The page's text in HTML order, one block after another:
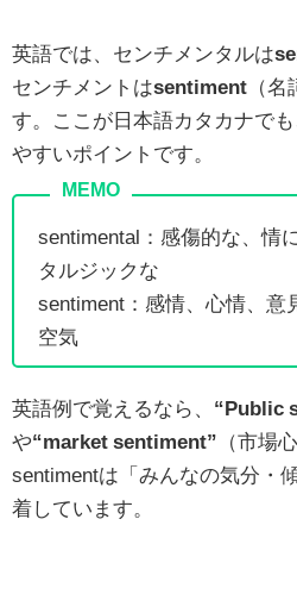
英語では、センチメンタルは
センチメントはsentiment （
す。ここが日本語カタカナで
やすいポイントです。
sentimental：感傷的な、情
タルジックな
sentiment：感情、心情、意
空気
英語例で覚えるなら、 “Public
や“market sentiment” （市場
sentimentは「みんなの気分・
着しています。